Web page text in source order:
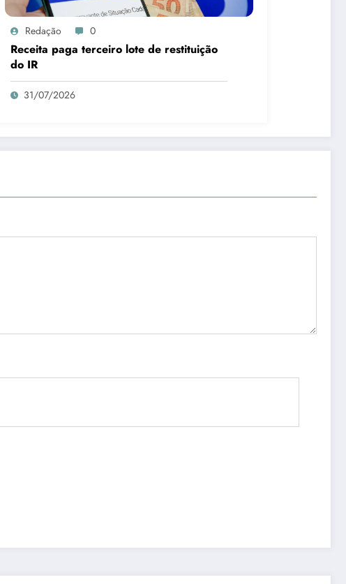
Redação 0
Receita paga terceiro lote de restituição
do IR
31/07/2026